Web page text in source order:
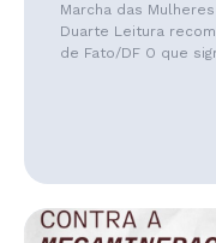
Marcha das
Duarte Leitura
de Fato/DF O que